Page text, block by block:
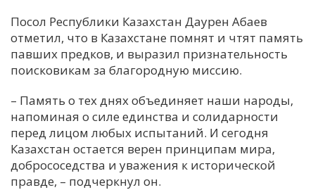
Посол Республики Казахстан Даурен Абаев
отметил, что в Казахстане помнят и чтят память
павших предков, и выразил признательность
поисковикам за благородную миссию.
– Память о тех днях объединяет наши народы,
напоминая о силе единства и солидарности
перед лицом любых испытаний. И сегодня
Казахстан остается верен принципам мира,
добрососедства и уважения к исторической
правде, – подчеркнул он.